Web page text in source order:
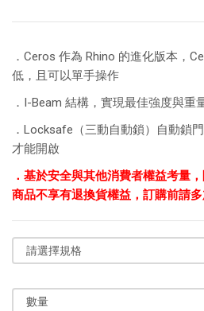
．Ceros 作為 Rhino 的進化版本，
低，且可以單手操作
．I-Beam 結構，實現最佳強度與重
．Locksafe（三動自動鎖）自動鎖
才能開啟
．基於安全與其他消費者權益考量
商品不享有退換貨權益，訂購前請